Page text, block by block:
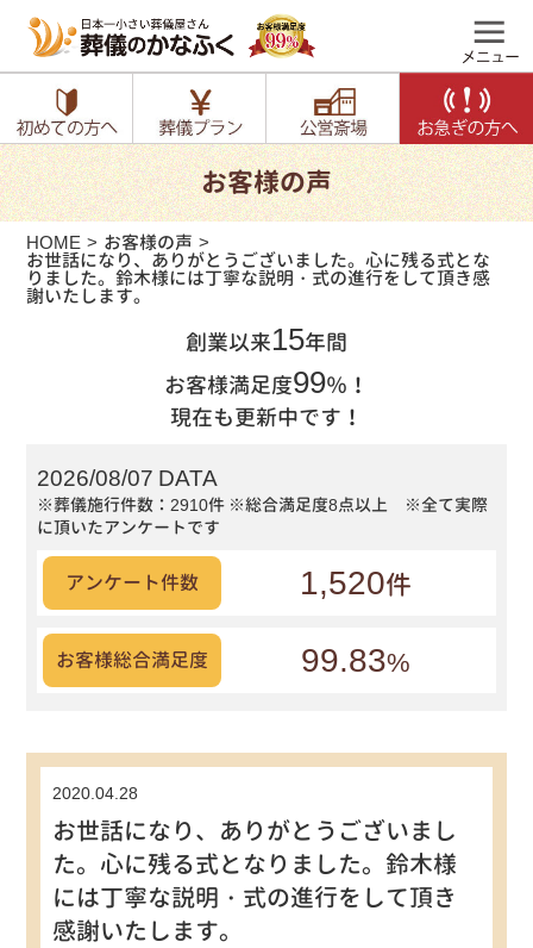
お客様の声
HOME お客様の声
お世話になり、ありがとうございました。心に残る式とな
りました。鈴木様には丁寧な説明・式の進行をして頂き感
謝いたします。
創業以来15年間
お客様満足度99％！
現在も更新中です！
2026/08/07 DATA
※葬儀施行件数：2910件 ※総合満足度8点以上 ※全て実際
に頂いたアンケートです
アンケート件数 1,520件
お客様総合満足度 99.83%
2020.04.28
お世話になり、ありがとうございまし
た。心に残る式となりました。鈴木様
には丁寧な説明・式の進行をして頂き
感謝いたします。